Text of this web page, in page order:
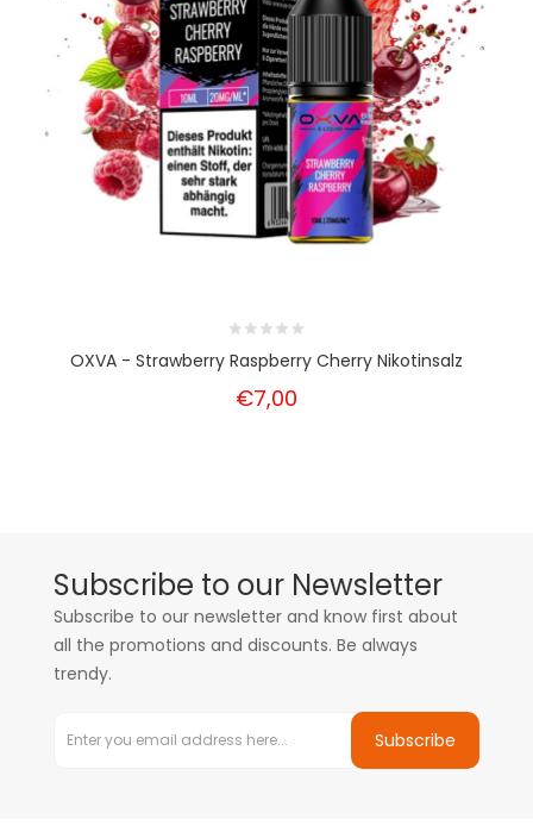
OXVA - Strawberry Raspberry Cherry Nikotinsalz
€7,00
Subscribe to our Newsletter
Subscribe to our newsletter and know first about
all the promotions and discounts. Be always
trendy.
Subscribe